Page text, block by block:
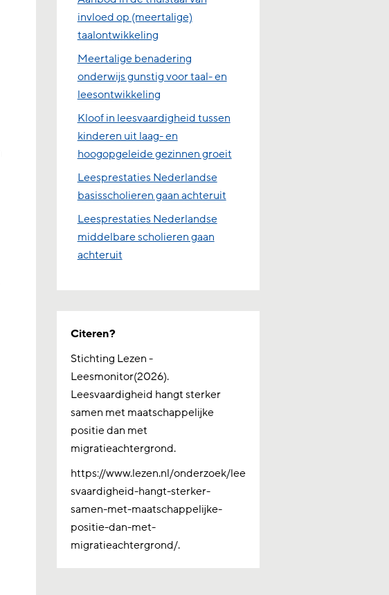
invloed op (meertalige)
taalontwikkeling
Meertalige benadering
onderwijs gunstig voor taal- en
leesontwikkeling
Kloof in leesvaardigheid tussen
kinderen uit laag- en
hoogopgeleide gezinnen groeit
Leesprestaties Nederlandse
basisscholieren gaan achteruit
Leesprestaties Nederlandse
middelbare scholieren gaan
achteruit
Citeren?
Stichting Lezen -
Leesmonitor(2026).
Leesvaardigheid hangt sterker
samen met maatschappelijke
positie dan met
migratieachtergrond.
https://www.lezen.nl/onderzoek/lee
svaardigheid-hangt-sterker-
samen-met-maatschappelijke-
positie-dan-met-
migratieachtergrond/.